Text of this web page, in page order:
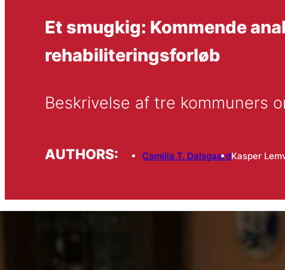
Et smugkig: Kommende
rehabiliteringsforløb
Beskrivelse af tre kommuners
AUTHORS: Camilla T. DalsgaardKasper